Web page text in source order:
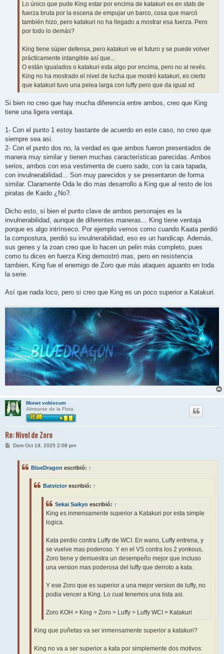
Lo único que pude King estar por encima de katakuri es en stats de
fuerza bruta por la escena de empujar un barco, cosa que marcó
también hizo, pero katakuri no ha llegado a mostrar esa fuerza. Pero
por todo lo demás?
King tiene súper defensa, pero katakuri ve el futuro y se puede volver
prácticamente intangible así que...
O están igualados o katakuri esta algo por encima, pero no al revés.
King no ha mostrado el nivel de lucha que mostró katakuri, es cierto
que katakuri tuvo una pelea larga con luffy pero que da igual xd
Si bien no creo que hay mucha diferencia entre ambos, creo que King
tiene una ligera ventaja.
1- Con el punto 1 estoy bastante de acuerdo en este caso, no creo que
siempre sea asi.
2- Con el punto dos no, la verdad es que ambos fueron presentados de
manera muy similar y tienen muchas características parecidas. Ambos
serios, ambos con esa vestimenta de cuero sado, con la cara tapada,
con invulnerabilidad... Son muy parecidos y se presentaron de forma
similar. Claramente Oda le dio mas desarrollo a King que al resto de los
piratas de Kaido ¿No?.
Dicho esto, si bien el punto clave de ambos personajes es la
invulnerabilidad, aunque de diferentes maneras... King tiene ventaja
porque es algo intrínseco. Por ejemplo vemos como cuando Kaata perdió
la compostura, perdió su invulnerabilidad, eso es un handicap. Además,
sus genes y la zoan creo que lo hacen un pelin más completo, pues
como tu dices en fuerza King demostró mas, pero en resistencia
tambien, King fue el enemigo de Zoro que más ataques aguanto en toda
la serie.
Así que nada loco, pero si creo que King es un poco superior a Katakuri.
Monet vobiscum
Almirante de la Flota
Re: Nivel de Zoro
MDom Oct 19, 2025 2:08 pm
BlueDragon escribió: ↑
Batvictorescribió: ↑
Sekai Saikyo escribió: ↑
King es inmensamente superior a Katakuri por esta simple
logica.
Kata perdio contra Luffy de WCI. En wano, Luffy entrena, y
se vuelve mas poderoso. Y en el VS contra los 2 yonkous,
Zoro tiene y demuestra un desempeño mejor que incluso
una version mas poderosa del luffy que derroto a kata.
Y ese Zoro que es superior a una mejor version de luffy, no
podia vencer a King. Lo cual tenemos una lista asi.
Zoro KOH > King > Zoro > Luffy > Luffy WCI > Katakuri
King que puñetas va ser inmensamente superior a katakuri?
King no va a ser superior a kata por simplemente dos motivos: